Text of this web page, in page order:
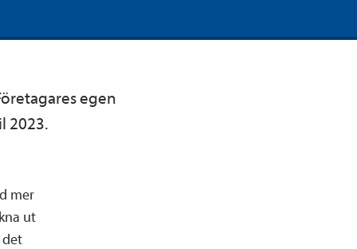
egen
2023.
mer
ut
det